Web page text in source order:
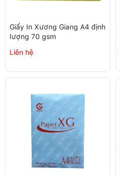
Giấy In Xương Giang A4 định
lượng 70 gsm
Liên hệ